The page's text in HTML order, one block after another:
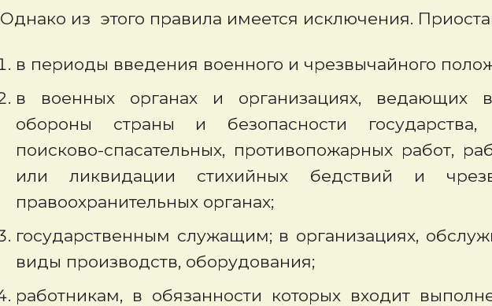
Однако из этого правила имеется исключения.
в периоды введения военного и чрезвычайного
в военных органах и организациях, ведающих
обороны страны и безопасности государства,
поисково-спасательных, противопожарных работ,
или ликвидации стихийных бедствий и
правоохранительных органах;
государственным служащим; в организациях,
виды производств, оборудования;
работникам, в обязанности которых входит